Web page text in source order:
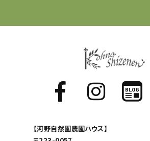
【河野自然園農園ハウス】